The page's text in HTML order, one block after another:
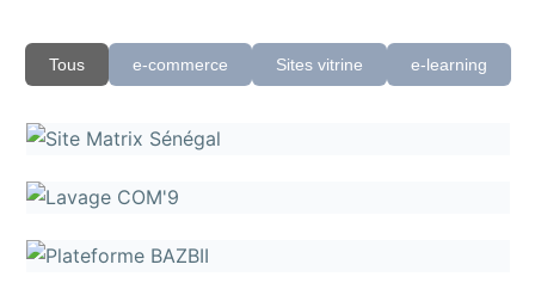
Tous e-commerce Sites vitrine e-learning